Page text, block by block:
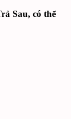
Sau, có thể